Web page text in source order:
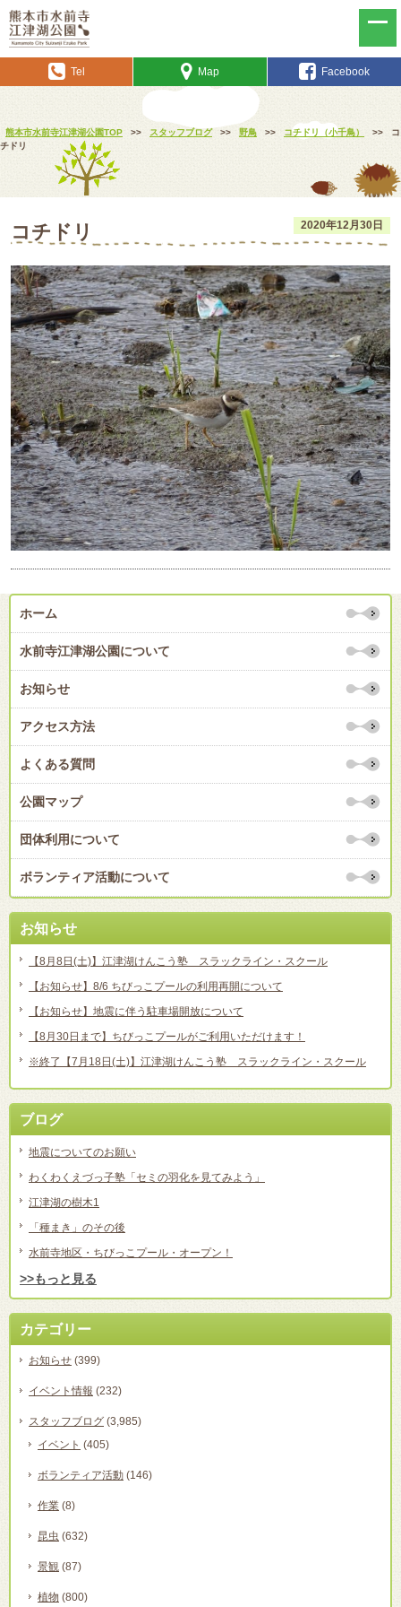
Tel Map Facebook
熊本市水前寺江津湖公園TOP >> スタッフブログ >> 野鳥 >> コチドリ（小千鳥） >>
コ
チドリ
2020年12月30日
コチドリ
ホーム
水前寺江津湖公園について
お知らせ
アクセス方法
よくある質問
公園マップ
団体利用について
ボランティア活動について
お知らせ
【8月8日(土)】江津湖けんこう塾 スラックライン・スクール
【お知らせ】8/6 ちびっこプールの利用再開について
【お知らせ】地震に伴う駐車場開放について
【8月30日まで】ちびっこプールがご利用いただけます！
※終了【7月18日(土)】江津湖けんこう塾 スラックライン・スクール
ブログ
地震についてのお願い
わくわくえづっ子塾「セミの羽化を見てみよう」
江津湖の樹木1
「種まき」のその後
水前寺地区・ちびっこプール・オープン！
>>もっと見る
カテゴリー
お知らせ (399)
イベント情報 (232)
スタッフブログ (3,985)
イベント (405)
ボランティア活動 (146)
作業 (8)
昆虫 (632)
景観 (87)
植物 (800)